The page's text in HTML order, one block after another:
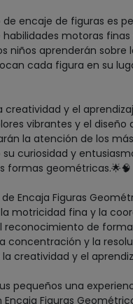
de encaje de figuras es
habilidades motoras
niños aprenderán sobre
cada figura en su
creatividad y el
vibrantes y el diseño
la atención de los
curiosidad y
formas geométricas.🌟🧠
Encaja Figuras
motricidad fina y la
reconocimiento de
concentración y la
creatividad y el
pequeños una
Figuras